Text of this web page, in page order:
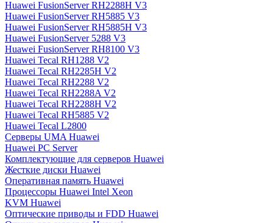
Huawei FusionServer RH2288H V3
Huawei FusionServer RH5885 V3
Huawei FusionServer RH5885H V3
Huawei FusionServer 5288 V3
Huawei FusionServer RH8100 V3
Huawei Tecal RH1288 V2
Huawei Tecal RH2285H V2
Huawei Tecal RH2288 V2
Huawei Tecal RH2288A V2
Huawei Tecal RH2288H V2
Huawei Tecal RH5885 V2
Huawei Tecal L2800
Серверы UMA Huawei
Huawei PC Server
Комплектующие для серверов Huawei
Жесткие диски Huawei
Оперативная память Huawei
Процессоры Huawei Intel Xeon
KVM Huawei
Оптические приводы и FDD Huawei